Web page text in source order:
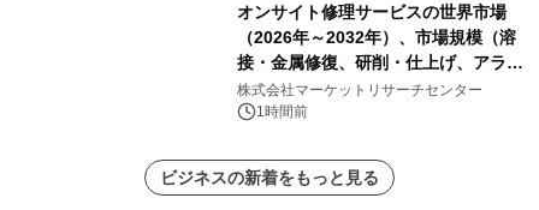
オンサイト修理サービスの世界市場
（2026年～2032年）、市場規模（溶
接・金属修復、研削・仕上げ、アライ
メント、その他）・分析レポートを発
表
株式会社マーケットリサーチセンター
1時間前
ビジネスの新着をもっと見る